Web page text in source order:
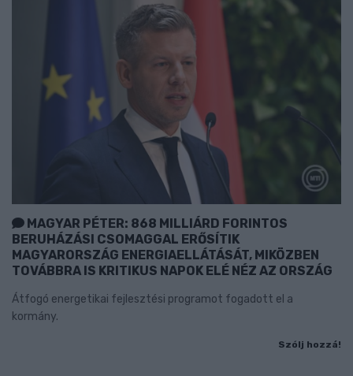
MAGYAR PÉTER: 868 MILLIÁRD FORINTOS
BERUHÁZÁSI CSOMAGGAL ERŐSÍTIK
MAGYARORSZÁG ENERGIAELLÁTÁSÁT, MIKÖZBEN
TOVÁBBRA IS KRITIKUS NAPOK ELÉ NÉZ AZ ORSZÁG
Átfogó energetikai fejlesztési programot fogadott el a
kormány.
Szólj hozzá!